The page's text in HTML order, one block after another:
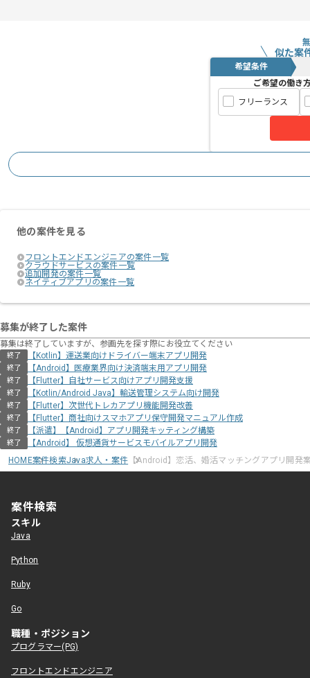
似た案
希望条件
ご希望の働き
フリーランス
他の案件を見る
フロントエンドエンジニアの案件一覧
クラウドサービスの案件一覧
追加開発の案件一覧
ネイティブアプリの案件一覧
募集が終了した案件
募集は終了していますが、参画先を探す際にお役立てください
終了 【Kotlin】運送業向けドライバー端末アプリ開発
終了 【Android】医療業界向け決済端末用アプリ開発
終了 【Flutter】自社サービス向けアプリ開発支援
終了 【Kotlin/Android Java】輸送管理システム向け開発
終了 【Flutter】次世代トレカアプリ機能開発改善
終了 【Flutter】商社向けスマホアプリ保守開発マニュアル作成
終了 【派遣】【Android】アプリ開発キッティング構築
終了
【Android】 仮想通貨サービスモバイルアプリ開発
HOME案件検索Java求人・案件 【Android】恋活、婚活マッチングアプリ開発
案件検索
スキル
Java
Python
Ruby
Go
職種・ポジション
プログラマー(PG)
フロントエンドエンジニア